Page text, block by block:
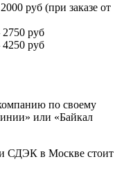
руб (при заказе от
руб
руб
по своему
или «Байкал
СДЭК в Москве стоит